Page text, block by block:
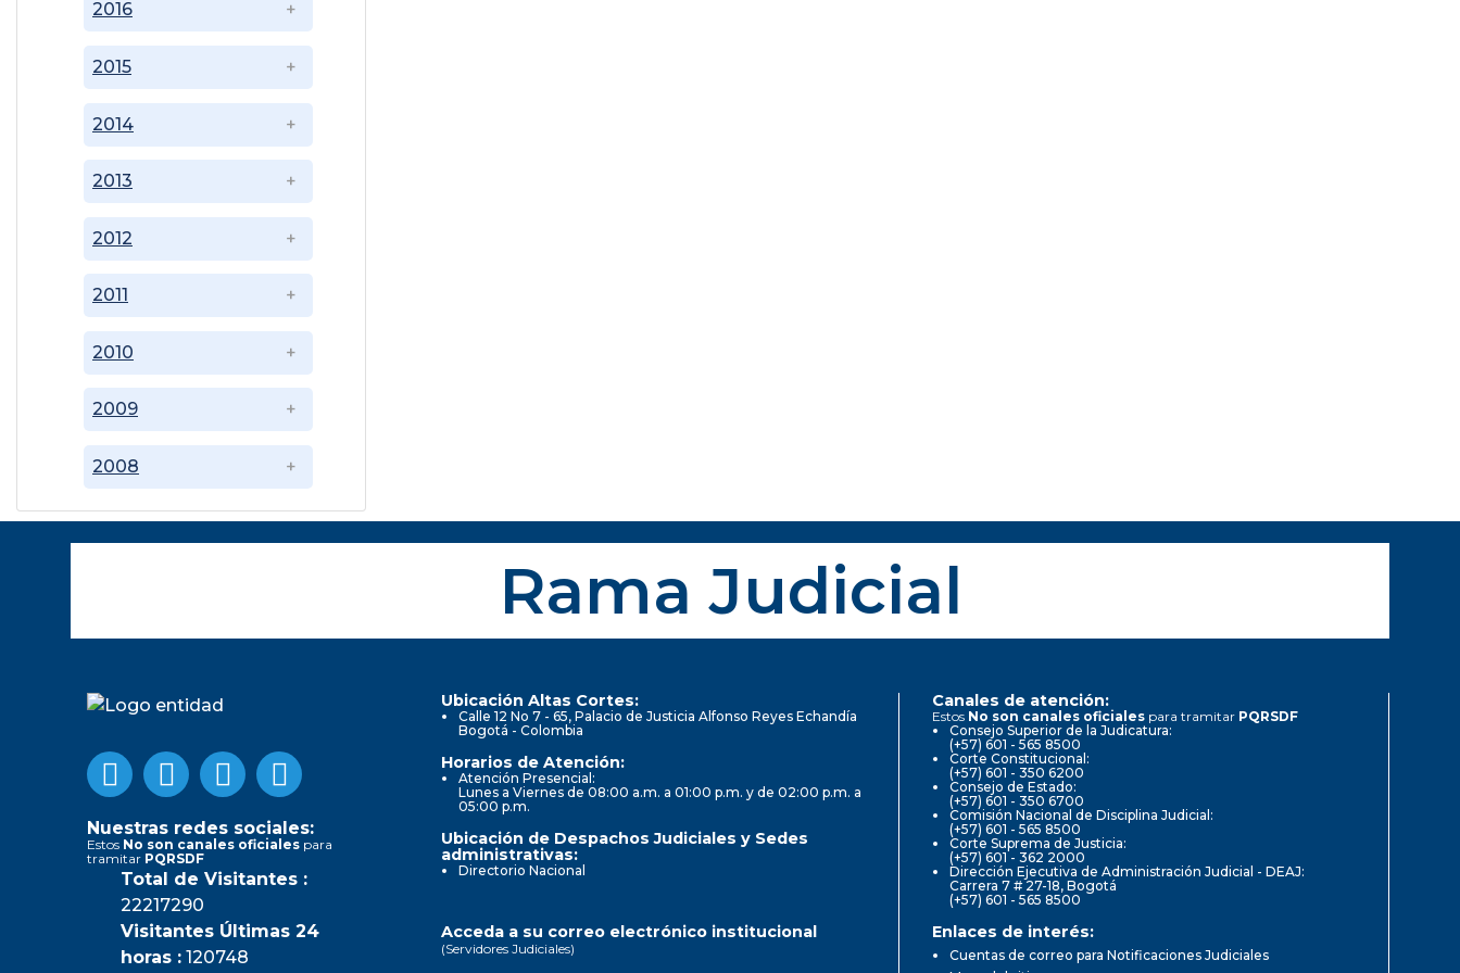
2008
2009
2010
2011
2012
2013
2014
2015
2016
Rama Judicial
Nuestras redes sociales:
Estos No son canales oficiales para
tramitar PQRSDF
Total de Visitantes :
22217290
Visitantes Últimas 24
horas : 120748
Ubicación Altas Cortes:
Calle 12 No 7 - 65, Palacio de Justicia Alfonso Reyes Echandía
Bogotá - Colombia
Horarios de Atención:
Atención Presencial:
Lunes a Viernes de 08:00 a.m. a 01:00 p.m. y de 02:00 p.m. a
05:00 p.m.
Ubicación de Despachos Judiciales y Sedes
administrativas:
Directorio Nacional
Canales de atención:
Estos No son canales oficiales para tramitar PQRSDF
Consejo Superior de la Judicatura:
(+57) 601 - 565 8500
Corte Constitucional:
(+57) 601 - 350 6200
Consejo de Estado:
(+57) 601 - 350 6700
Comisión Nacional de Disciplina Judicial:
(+57) 601 - 565 8500
Corte Suprema de Justicia:
(+57) 601 - 362 2000
Dirección Ejecutiva de Administración Judicial - DEAJ:
Carrera 7 # 27-18, Bogotá
(+57) 601 - 565 8500
Acceda a su correo electrónico institucional
(Servidores Judiciales)
Enlaces de interés:
Cuentas de correo para Notificaciones Judiciales